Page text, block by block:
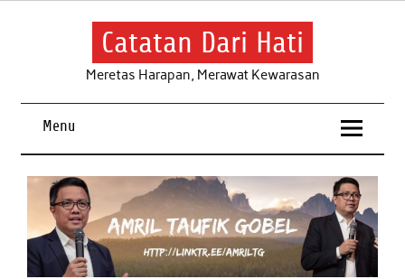
Skip
Catatan Dari Hati
Meretas Harapan, Merawat Kewarasan
Menu